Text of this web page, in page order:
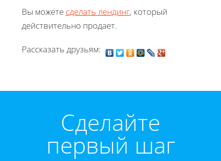
Вы можете сделать лендинг, который
действительно продает.
Рассказать друзьям:
Cделайте
первый шаг